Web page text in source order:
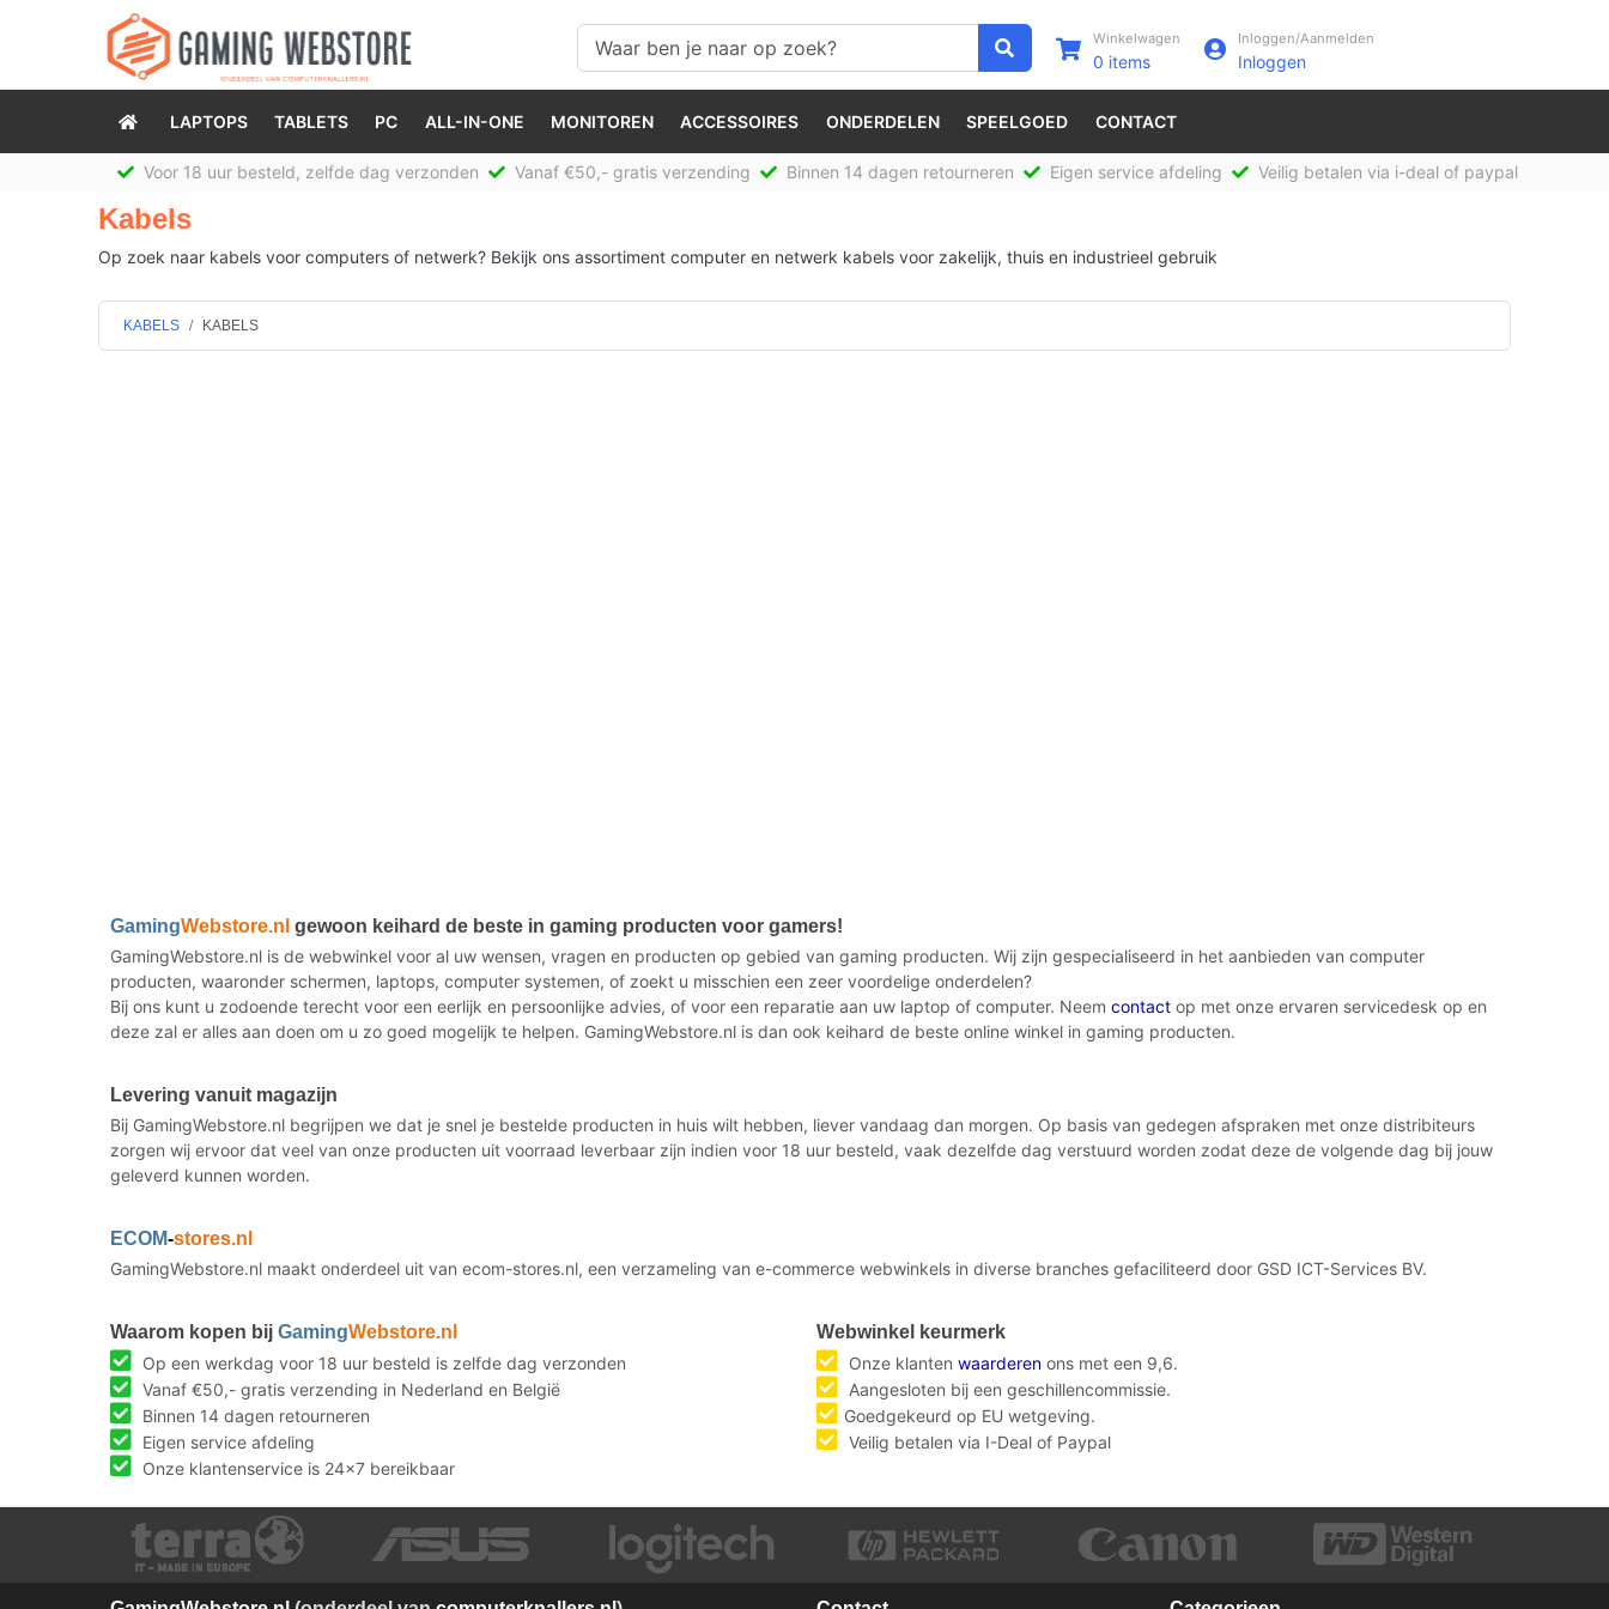
Winkelwagen
0 items
Inloggen/Aanmelden
Inloggen
LAPTOPS TABLETS PC ALL-IN-ONE MONITOREN ACCESSOIRES ONDERDELEN SPEELGOED CONTACT
Voor 18 uur besteld, zelfde dag verzonden Vanaf €50,- gratis verzending Binnen 14 dagen retourneren Eigen service afdeling Veilig betalen via i-deal of paypal
Kabels
Op zoek naar kabels voor computers of netwerk? Bekijk ons assortiment computer en netwerk kabels voor zakelijk, thuis en industrieel gebruik
KABELS KABELS
GamingWebstore.nl gewoon keihard de beste in gaming producten voor gamers!
GamingWebstore.nl is de webwinkel voor al uw wensen, vragen en producten op gebied van gaming producten. Wij zijn gespecialiseerd in het aanbieden van computer
producten, waaronder schermen, laptops, computer systemen, of zoekt u misschien een zeer voordelige onderdelen?
Bij ons kunt u zodoende terecht voor een eerlijk en persoonlijke advies, of voor een reparatie aan uw laptop of computer. Neem contact op met onze ervaren servicedesk op en
deze zal er alles aan doen om u zo goed mogelijk te helpen. GamingWebstore.nl is dan ook keihard de beste online winkel in gaming producten.
Levering vanuit magazijn
Bij GamingWebstore.nl begrijpen we dat je snel je bestelde producten in huis wilt hebben, liever vandaag dan morgen. Op basis van gedegen afspraken met onze distribiteurs
zorgen wij ervoor dat veel van onze producten uit voorraad leverbaar zijn indien voor 18 uur besteld, vaak dezelfde dag verstuurd worden zodat deze de volgende dag bij jouw
geleverd kunnen worden.
ECOM-stores.nl
GamingWebstore.nl maakt onderdeel uit van ecom-stores.nl, een verzameling van e-commerce webwinkels in diverse branches gefaciliteerd door GSD ICT-Services BV.
Waarom kopen bij GamingWebstore.nl
Op een werkdag voor 18 uur besteld is zelfde dag verzonden
Vanaf €50,- gratis verzending in Nederland en België
Binnen 14 dagen retourneren
Eigen service afdeling
Onze klantenservice is 24x7 bereikbaar
Webwinkel keurmerk
Onze klanten waarderen ons met een 9,6.
Aangesloten bij een geschillencommissie.
Goedgekeurd op EU wetgeving.
Veilig betalen via I-Deal of Paypal